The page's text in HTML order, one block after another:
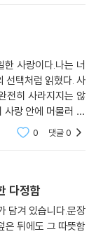
이 남았기 때문이
.
. 대신 사랑 앞에서
남긴 상실과 결핍,
사랑이 오기로 한 자
들의 감정을 정직
사랑은 누구에게나
사랑이다.나는 너
선택처럼 읽혔다. 사
전히 사라지지는 않
랑 안에 머물러 있
동시에 품고 있던
0 댓글0
다정함
담겨 있습니다.문장
은 뒤에도 그 따뜻함